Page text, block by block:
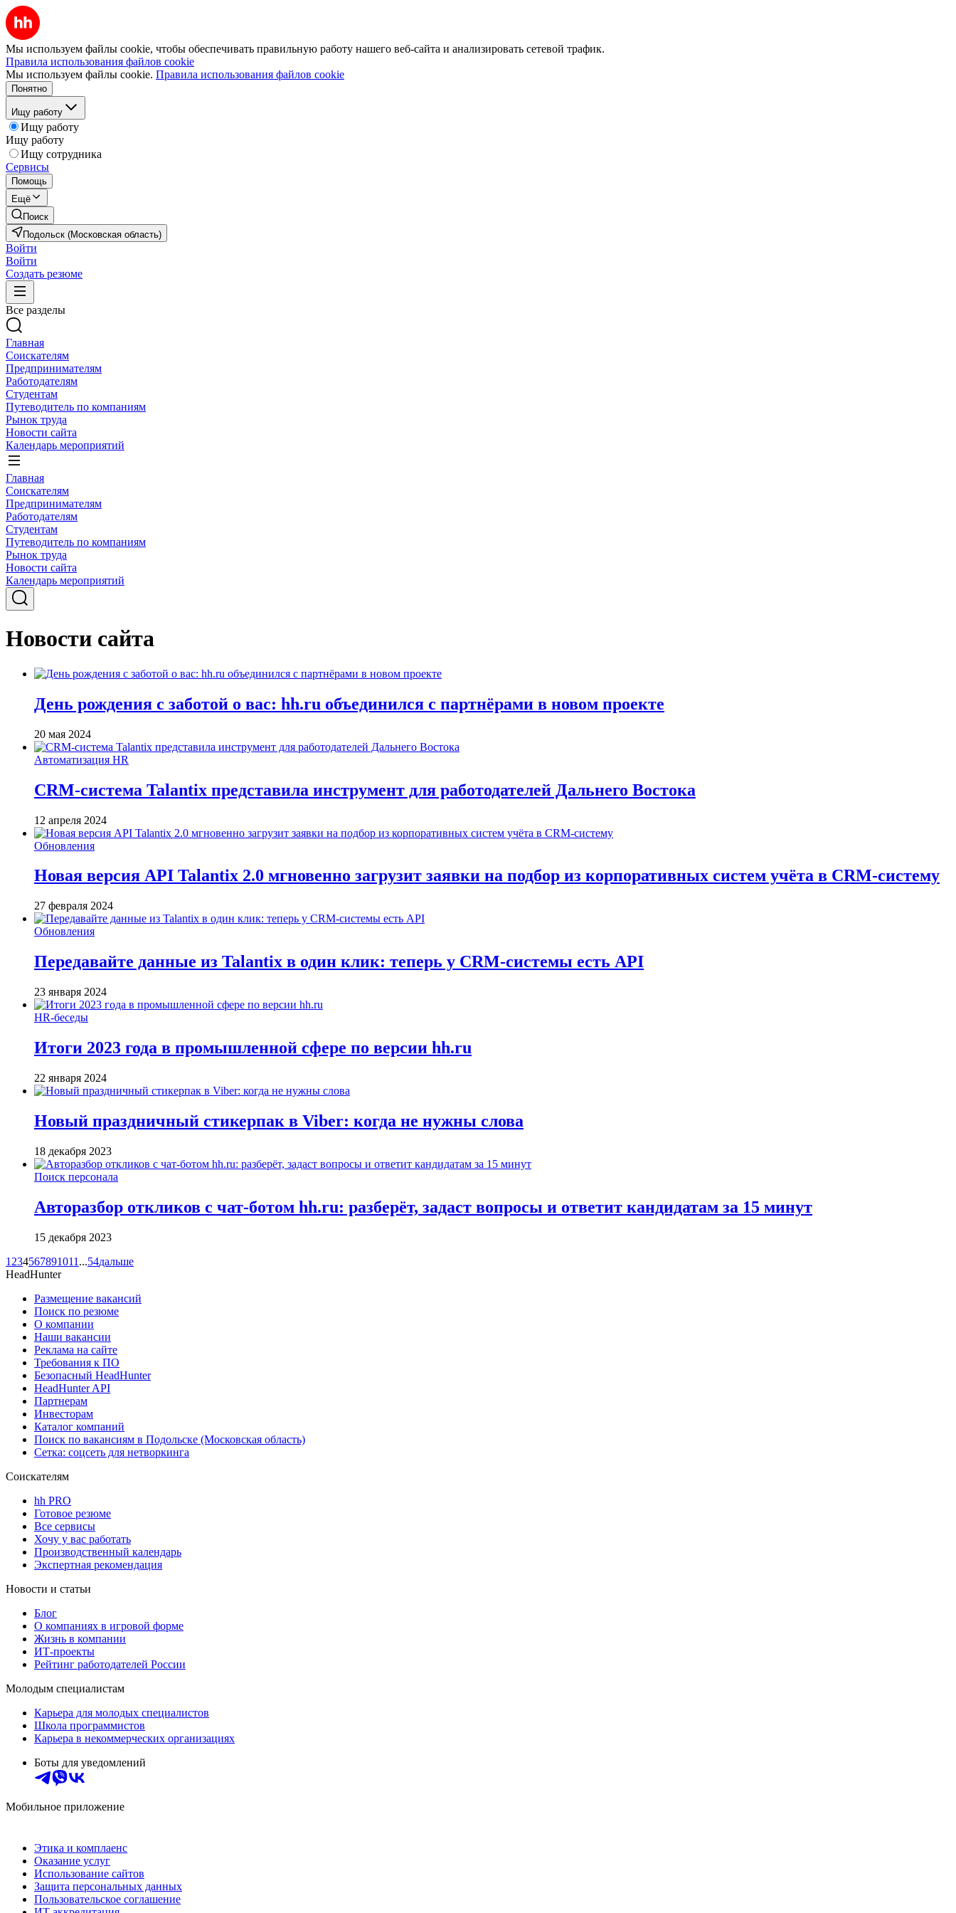
Мы используем файлы cookie, чтобы обеспечивать правильную работу нашего веб-сайта и анализировать сетевой трафик.
Правила использования файлов cookie
Мы используем файлы cookie. Правила использования файлов cookie
Понятно
Ищу работу
Ищу работу
Ищу работу
Ищу сотрудника
Сервисы
Помощь
Ещё
Поиск
Подольск (Московская область)
Войти
Войти
Создать резюме
Все разделы
Главная
Соискателям
Предпринимателям
Работодателям
Студентам
Путеводитель по компаниям
Рынок труда
Новости сайта
Календарь мероприятий
Главная
Соискателям
Предпринимателям
Работодателям
Студентам
Путеводитель по компаниям
Рынок труда
Новости сайта
Календарь мероприятий
Новости сайта
День рождения с заботой о вас: hh.ru объединился с партнёрами в новом проекте
20 мая 2024
Автоматизация HR
CRM-система Talantix представила инструмент для работодателей Дальнего Востока
12 апреля 2024
Обновления
Новая версия API Talantix 2.0 мгновенно загрузит заявки на подбор из корпоративных систем учёта в CRM-систему
27 февраля 2024
Обновления
Передавайте данные из Talantix в один клик: теперь у CRM-системы есть API
23 января 2024
HR-беседы
Итоги 2023 года в промышленной сфере по версии hh.ru
22 января 2024
Новый праздничный стикерпак в Viber: когда не нужны слова
18 декабря 2023
Поиск персонала
Авторазбор откликов с чат-ботом hh.ru: разберёт, задаст вопросы и ответит кандидатам за 15 минут
15 декабря 2023
1 234567891011 ...54дальше
HeadHunter
Размещение вакансий
Поиск по резюме
О компании
Наши вакансии
Реклама на сайте
Требования к ПО
Безопасный HeadHunter
HeadHunter API
Партнерам
Инвесторам
Каталог компаний
Поиск по вакансиям в Подольске (Московская область)
Сетка: соцсеть для нетворкинга
Соискателям
hh PRO
Готовое резюме
Все сервисы
Хочу у вас работать
Производственный календарь
Экспертная рекомендация
Новости и статьи
Блог
О компаниях в игровой форме
Жизнь в компании
ИТ-проекты
Рейтинг работодателей России
Молодым специалистам
Карьера для молодых специалистов
Школа программистов
Карьера в некоммерческих организациях
Боты для уведомлений
Мобильное приложение
Этика и комплаенс
Оказание услуг
Использование сайтов
Защита персональных данных
Пользовательское соглашение